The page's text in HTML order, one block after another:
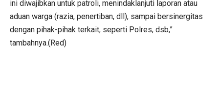
ini diwajibkan untuk patroli, menindaklanjuti laporan atau
aduan warga (razia, penertiban, dll), sampai bersinergitas
dengan pihak-pihak terkait, seperti Polres, dsb,”
tambahnya.(Red)